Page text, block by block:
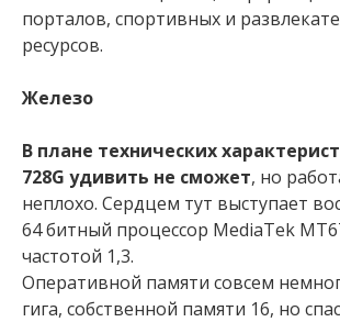
порталов, спортивных и
ресурсов.
Железо
В плане технических
728G удивить не сможет, но
неплохо. Сердцем тут выступает
64 битный процессор MediaTek
частотой 1,3.
Оперативной памяти совсем
гига, собственной памяти 16, но